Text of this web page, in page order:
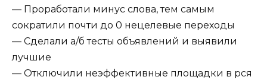
— Проработали минус слова, тем самым
сократили почти до 0 нецелевые переходы
— Сделали а/б тесты объявлений и выявили
лучшие
— Отключили неэффективные площадки в рся